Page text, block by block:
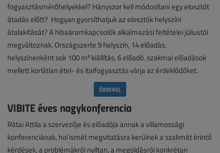
fogyasztásmérőhelyekkel? Hányszor kell módosítani egy elosztót
átadás előtt? Hogyan gyorsíthatjuk az elosztók helyszíni
átalakítását? A hibaáramkapcsolók alkalmazási feltételei júliustól
megváltoznak. Országszerte 9 helyszín, 14 előadás,
helyszínenként sok 100 m² kiállítás, 6 előadó. szakmai előadások
mellett korlátlan étel- és italfogyasztás várja az érdeklődőket.
ÉRDEKEL
VIBITE éves nagykonferencia
Rátai Attila a szervezője és előadója annak a villamossági
konferenciának, hol ismét megvitatásra kerülnek a szakmát érintő
kérdések, a problémákról nyíltan, a megoldásról konkrétan